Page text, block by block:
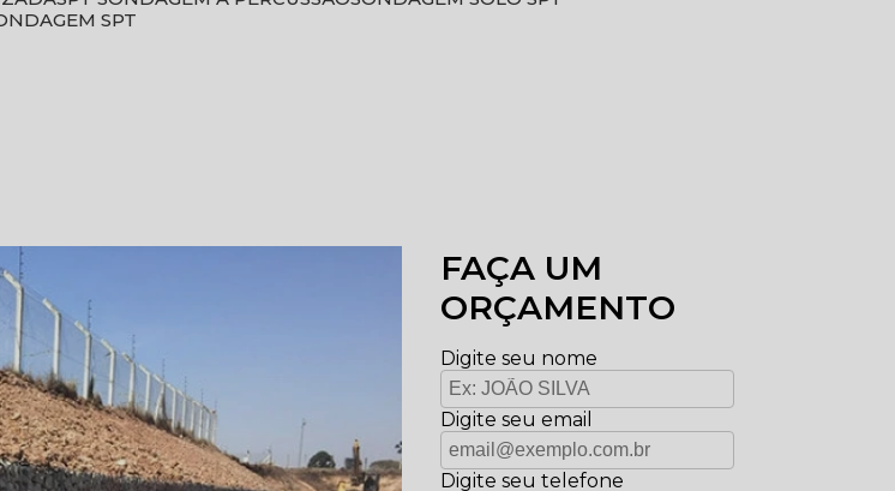
SPT
FAÇA UM
ORÇAMENTO
Digite seu nome
Digite seu email
Digite seu telefone